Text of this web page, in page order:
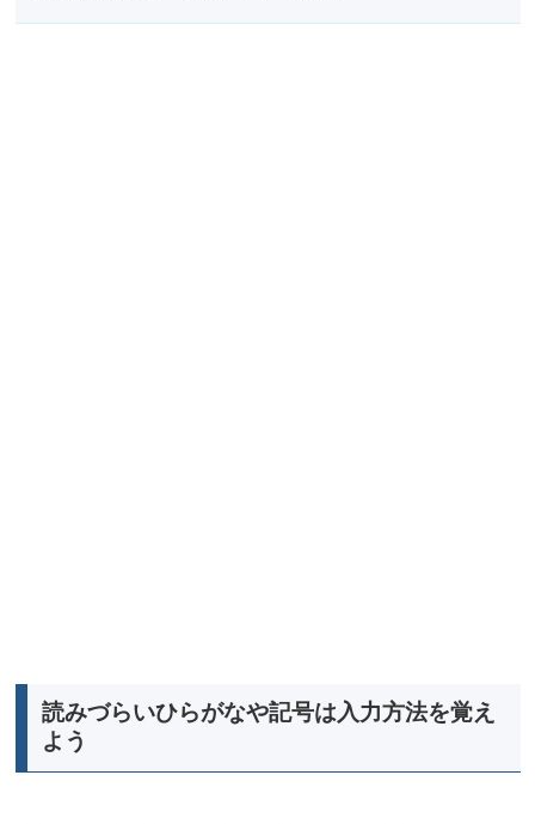
読みづらいひらがなや記号は入力方法を覚え
よう